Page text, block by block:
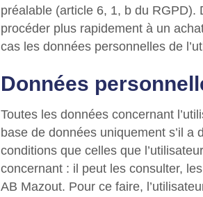
préalable (article 6, 1, b du RGPD).
procéder plus rapidement à un
cas les données personnelles de
Données
Toutes les données concernant
base de données uniquement s’il
conditions que celles que
concernant : il peut les consulter,
AB Mazout. Pour ce faire,